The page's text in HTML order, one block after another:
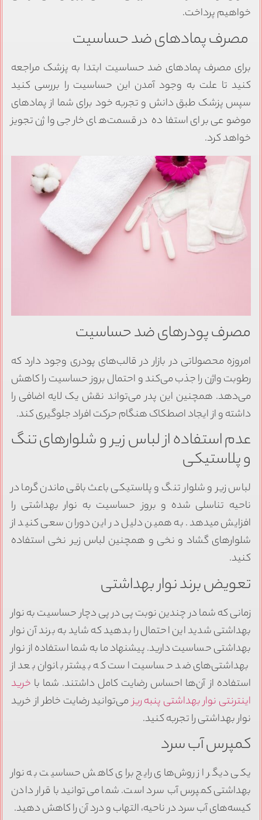
خواهیم پرداخت.
مصرف پمادهای ضد حساسیت
برای مصرف پمادهای ضد حساسیت ابتدا به پزشک مراجعه
کنید تا علت به وجود آمدن این حساسیت را بررسی کنید
سپس پزشک طبق دانش و تجربه خود برای شما از پمادهای
موضوعی برای استفاده در قسمت‌های خارجی واژن تجویز
خواهد کرد.
مصرف پودرهای ضد حساسیت
امروزه محصولاتی در بازار در قالب‌های پودری وجود دارد که
رطوبت واژن را جذب می‌کند و احتمال بروز حساسیت را کاهش
می‌دهد. همچنین این پدر می‌تواند نقش یک لایه اضافی را
داشته و از ایجاد اصطکاک هنگام حرکت افراد جلوگیری کند.
عدم استفاده از لباس زیر و شلوارهای تنگ
و پلاستیکی
لباس زیر و شلوار تنگ و پلاستیکی باعث باقی ماندن گرما در
ناحیه تناسلی شده و بروز حساسیت به نوار بهداشتی را
افزایش میدهد. به همین دلیل در این دوران سعی کنید از
شلوارهای گشاد و نخی و همچنین لباس زیر نخی استفاده
کنید.
تعویض برند نوار بهداشتی
زمانی که شما در چندین نوبت پی در پی دچار حساسیت به نوار
بهداشتی شدید این احتمال را بدهید که شاید به برند آن نوار
بهداشتی حساسیت دارید. پیشنهاد ما به شما استفاده از نوار
بهداشتی‌های ضد حساسیت است که بیشتر بانوان بعد از
استفاده از آن‌ها احساس رضایت کامل داشتند. شما با خرید
اینترنتی نوار بهداشتی پنبه ریزمی‌توانید رضایت خاطر از خرید
نوار بهداشتی را تجربه کنید.
کمپرس آب سرد
یکی دیگر از روش‌های رایج برای کاهش حساسیت به نوار
بهداشتی کمپرس آب سرد است. شما می‌توانید با قرار دادن
کیسه‌های آب سرد در ناحیه، التهاب و درد آن را کاهش دهید.